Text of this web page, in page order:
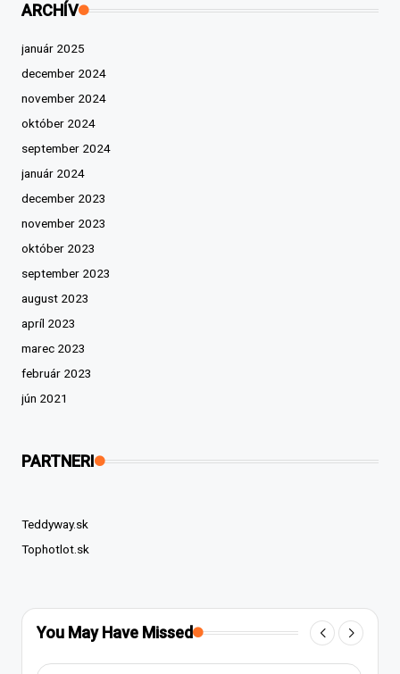
ARCHÍV
január 2025
december 2024
november 2024
október 2024
september 2024
január 2024
december 2023
november 2023
október 2023
september 2023
august 2023
apríl 2023
marec 2023
február 2023
jún 2021
PARTNERI
Teddyway.sk
Tophotlot.sk
You May Have Missed